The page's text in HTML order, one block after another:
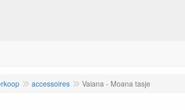
accessoires Vaiana - Moana tasje